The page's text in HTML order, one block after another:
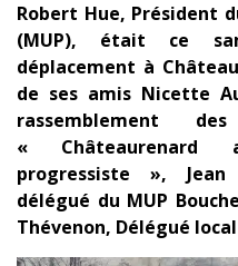
Robert Hue, Président
(MUP), était ce
déplacement à
de ses amis Nicette
rassemblement
« Châteaurenard
progressiste »,
délégué du MUP
Thévenon, Délégué